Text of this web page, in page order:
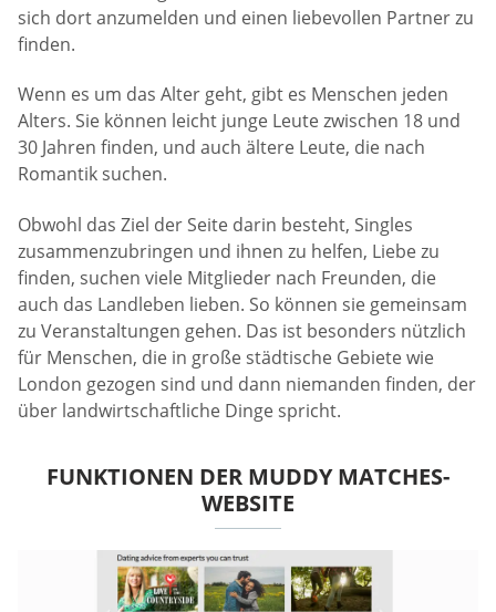
sich dort anzumelden und einen liebevollen Partner zu
finden.
Wenn es um das Alter geht, gibt es Menschen jeden
Alters. Sie können leicht junge Leute zwischen 18 und
30 Jahren finden, und auch ältere Leute, die nach
Romantik suchen.
Obwohl das Ziel der Seite darin besteht, Singles
zusammenzubringen und ihnen zu helfen, Liebe zu
finden, suchen viele Mitglieder nach Freunden, die
auch das Landleben lieben. So können sie gemeinsam
zu Veranstaltungen gehen. Das ist besonders nützlich
für Menschen, die in große städtische Gebiete wie
London gezogen sind und dann niemanden finden, der
über landwirtschaftliche Dinge spricht.
FUNKTIONEN DER MUDDY MATCHES-
WEBSITE